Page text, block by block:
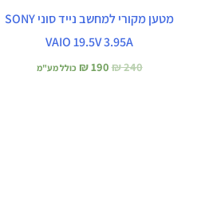
מטען מקורי למחשב נייד סוני SONY
VAIO 19.5V 3.95A
₪240
₪190 כולל מע"מ